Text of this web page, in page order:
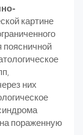
картине
поясничной
них
пораженную